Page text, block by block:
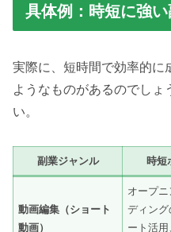
具体例：時短に強
実際に、短時間で効率的に
ようなものがあるのでしょ
い。
副業ジャンル 時短
動画編集（ショート
動画）
オープ
ディン
ート活